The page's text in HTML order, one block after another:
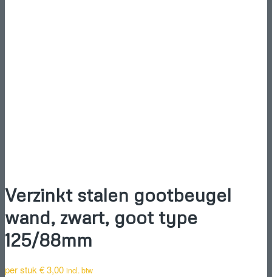
Verzinkt stalen gootbeugel
wand, zwart, goot type
125/88mm
per stuk €3,00 incl. btw